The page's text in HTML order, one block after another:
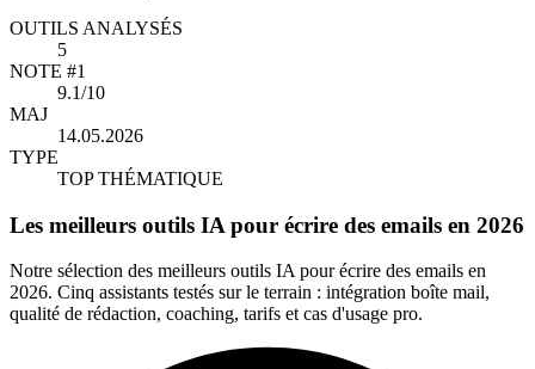
OUTILS ANALYSÉS
5
NOTE #1
9.1/10
MAJ
14.05.2026
TYPE
TOP THÉMATIQUE
Les meilleurs outils IA pour écrire des emails en 2026
Notre sélection des meilleurs outils IA pour écrire des emails en
2026. Cinq assistants testés sur le terrain : intégration boîte mail,
qualité de rédaction, coaching, tarifs et cas d'usage pro.